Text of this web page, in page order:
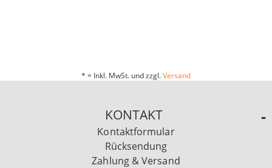
* = Inkl. MwSt. und zzgl.Versand
KONTAKT
Kontaktformular
Rücksendung
Zahlung & Versand